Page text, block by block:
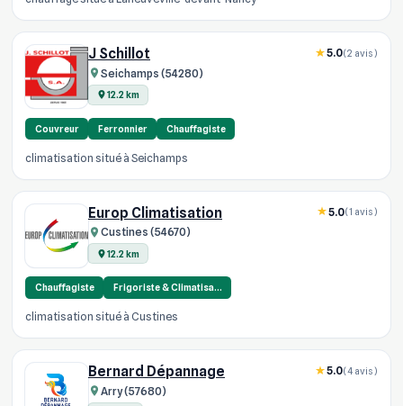
J Schillot
Seichamps (54280)
12.2 km
5.0(2 avis)
Couvreur Ferronnier Chauffagiste
climatisation situé à Seichamps
Europ Climatisation
Custines (54670)
12.2 km
5.0(1 avis)
Chauffagiste Frigoriste & Climatisa…
climatisation situé à Custines
Bernard Dépannage
Arry (57680)
5.0(4 avis)